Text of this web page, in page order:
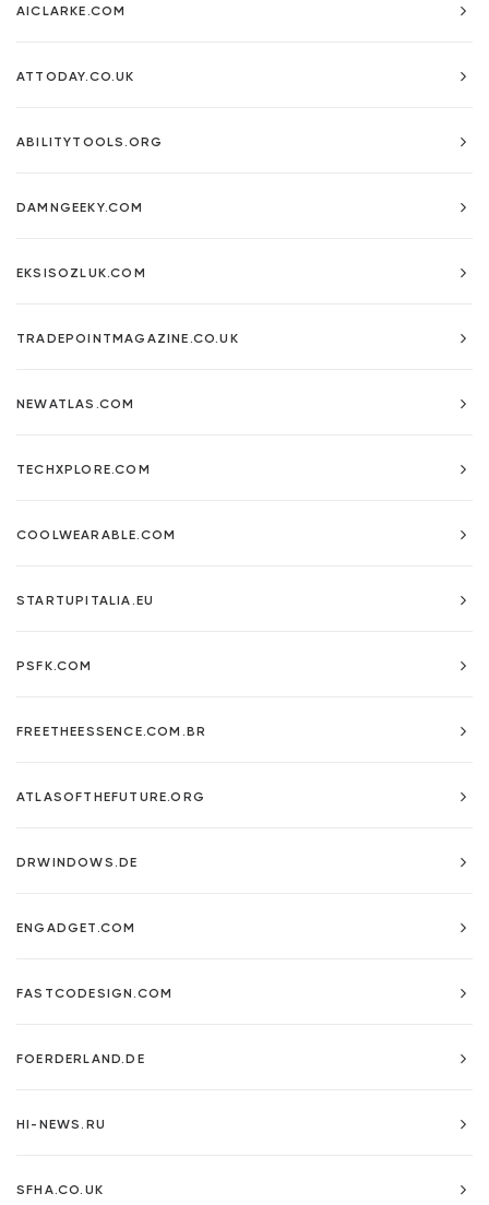
AICLARKE.COM
ATTODAY.CO.UK
ABILITYTOOLS.ORG
DAMNGEEKY.COM
EKSISOZLUK.COM
TRADEPOINTMAGAZINE.CO.UK
NEWATLAS.COM
TECHXPLORE.COM
COOLWEARABLE.COM
STARTUPITALIA.EU
PSFK.COM
FREETHEESSENCE.COM.BR
ATLASOFTHEFUTURE.ORG
DRWINDOWS.DE
ENGADGET.COM
FASTCODESIGN.COM
FOERDERLAND.DE
HI-NEWS.RU
SFHA.CO.UK